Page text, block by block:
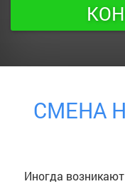
СМЕНА
Иногда